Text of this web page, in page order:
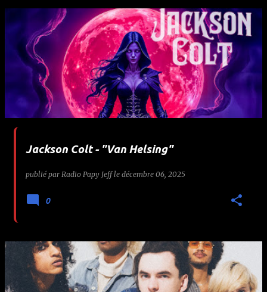
A
c
Jackson Colt - "Van Helsing"
publié par Radio Papy Jeff le décembre 06, 2025
0